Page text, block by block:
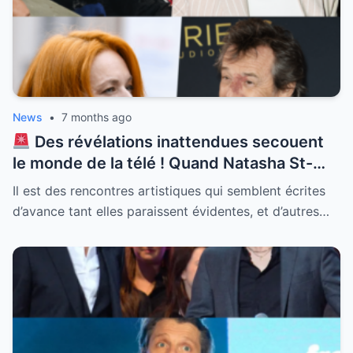
son humour légendaire. Plongez au cœur
de ce moment de télévision unique qui
prouve que l’argent ne change pas la
nature profonde des gens.
News • 7 months ago
Des révélations inattendues secouent
le monde de la télé ! Quand Natasha St-
Pier débarque sur le plateau de Jean-Luc
Reichmann l’alchimie est immédiate mais
“Lorsque l’épouse est dans les parages…”
cette petite phrase en dit long sur
l’ambiance réelle qui régnait lors du
tournage. Entre complicité affichée et
surveillance discrète découvrez comment
Il est des rencontres artistiques qui semblent écrites
d’avance tant elles paraissent évidentes, et d’autres…